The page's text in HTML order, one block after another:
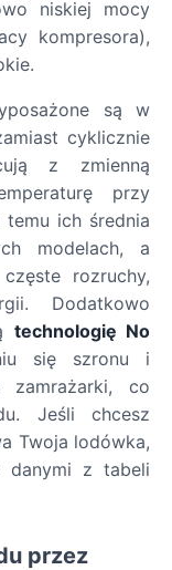
niskiej mocy
kompresora),
są w
cyklicznie
z zmienną
przy
ich średnia
modelach, a
rozruchy,
Dodatkowo
technologię No
się szronu i
zamrażarki, co
Jeśli chcesz
Twoja lodówka,
danymi z tabeli
przez